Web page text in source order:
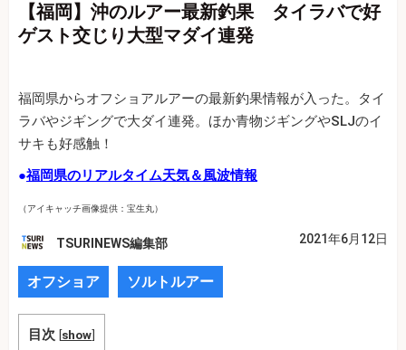
【福岡】沖のルアー最新釣果 タイラバで好
ゲスト交じり大型マダイ連発
福岡県からオフショアルアーの最新釣果情報が入った。タイ
ラバやジギングで大ダイ連発。ほか青物ジギングやSLJのイ
サキも好感触！
●福岡県のリアルタイム天気＆風波情報
（アイキャッチ画像提供：宝生丸）
TSURINEWS編集部 2021年6月12日
オフショア ソルトルアー
目次 [show]